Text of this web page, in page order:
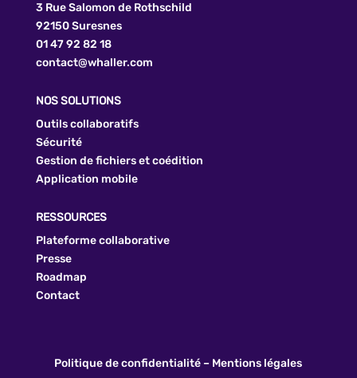
3 Rue Salomon de Rothschild
92150 Suresnes
01 47 92 82 18
contact@whaller.com
NOS SOLUTIONS
Outils collaboratifs
Sécurité
Gestion de fichiers et coédition
Application mobile
RESSOURCES
Plateforme collaborative
Presse
Roadmap
Contact
Politique de confidentialité– Mentions légales